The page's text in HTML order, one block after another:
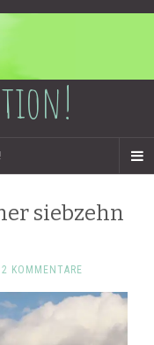
siebzehn
2 KOMMENTARE